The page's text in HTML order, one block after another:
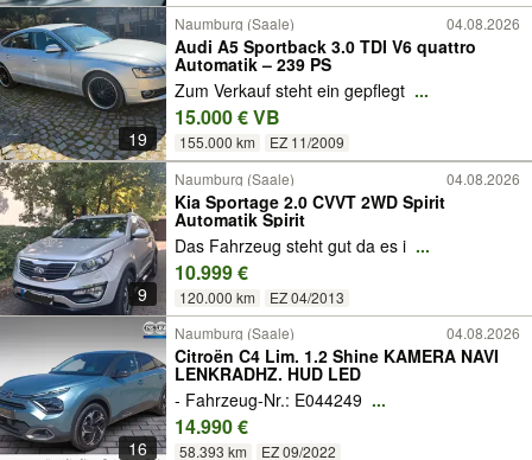
19
Naumburg (Saale) 04.08.2026
Audi A5 Sportback 3.0 TDI V6 quattro
Automatik – 239 PS
Zum Verkauf steht ein gepflegt ...
15.000 € VB
155.000 km EZ 11/2009
9
Naumburg (Saale) 04.08.2026
Kia Sportage 2.0 CVVT 2WD Spirit
Automatik Spirit
Das Fahrzeug steht gut da es i ...
10.999 €
120.000 km EZ 04/2013
16
Naumburg (Saale) 04.08.2026
Citroën C4 Lim. 1.2 Shine KAMERA NAVI
LENKRADHZ. HUD LED
- Fahrzeug-Nr.: E044249 ...
14.990 €
58.393 km EZ 09/2022